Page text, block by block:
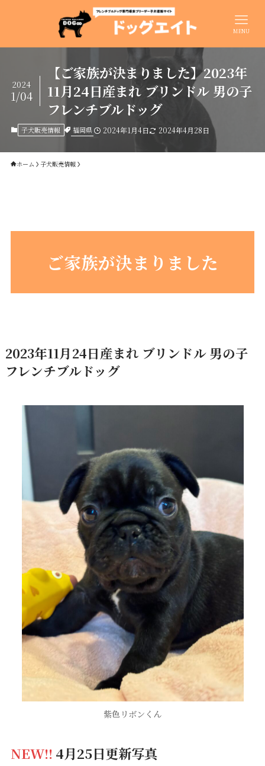
MENU
【ご家族が決まりました】2023年
11月24日産まれ ブリンドル 男の子
フレンチブルドッグ
2024
1/04
子犬販売情報 福岡県 2024年1月4日 2024年4月28日
ホーム 子犬販売情報
ご家族が決まりました
2023年11月24日産まれ ブリンドル 男の子
フレンチブルドッグ
紫色リボンくん
NEW!! 4月25日更新写真